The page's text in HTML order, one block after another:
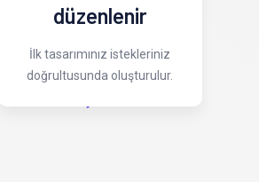
düzenlenir
İlk tasarımınız istekleriniz
doğrultusunda oluşturulur.